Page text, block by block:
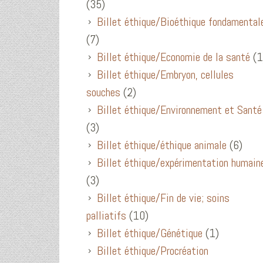
(35)
Billet éthique/Bioéthique
(7)
Billet éthique/Economie de la santé
Billet éthique/Embryon, cellules
souches (2)
Billet éthique/Environnement et Santé
(3)
Billet éthique/éthique animale (6)
Billet éthique/expérimentation
(3)
Billet éthique/Fin de vie; soins
palliatifs (10)
Billet éthique/Génétique (1)
Billet éthique/Procréation